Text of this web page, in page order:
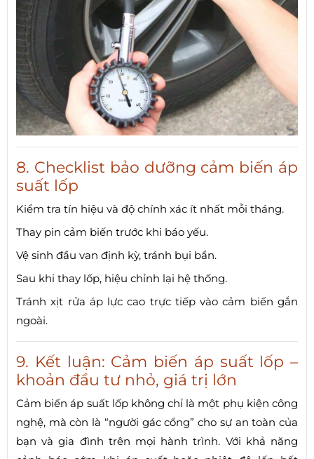
8. Checklist bảo dưỡng cảm biến áp
suất lốp
Kiểm tra tín hiệu và độ chính xác ít nhất mỗi tháng.
Thay pin cảm biến trước khi báo yếu.
Vệ sinh đầu van định kỳ, tránh bụi bẩn.
Sau khi thay lốp, hiệu chỉnh lại hệ thống.
Tránh xịt rửa áp lực cao trực tiếp vào cảm biến gắn
ngoài.
9. Kết luận: Cảm biến áp suất lốp –
khoản đầu tư nhỏ, giá trị lớn
Cảm biến áp suất lốp không chỉ là một phụ kiện công
nghệ, mà còn là “người gác cổng” cho sự an toàn của
bạn và gia đình trên mọi hành trình. Với khả năng